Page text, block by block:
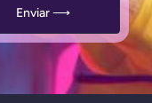
Enviar ⟶